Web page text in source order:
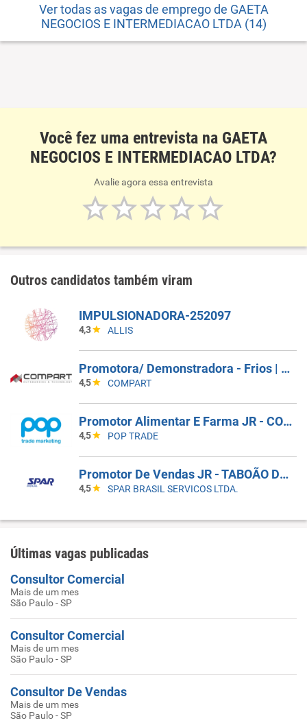
Ver todas as vagas de emprego de GAETA
NEGOCIOS E INTERMEDIACAO LTDA (14)
Você fez uma entrevista na GAETA
NEGOCIOS E INTERMEDIACAO LTDA?
Avalie agora essa entrevista
Outros candidatos também viram
IMPULSIONADORA-252097
4,3 ALLIS
Promotora/ Demonstradora - Frios | Jacareí (SP)
4,5 COMPART
Promotor Alimentar E Farma JR - COBERTURA DE AFASTAMENTO _ GUARULHOS_SP
4,5 POP TRADE
Promotor De Vendas JR - TABOÃO DA SERRA - COBERTURA DE FERIAS
4,5 SPAR BRASIL SERVICOS LTDA.
Últimas vagas publicadas
Consultor Comercial
Mais de um mes
São Paulo - SP
Consultor Comercial
Mais de um mes
São Paulo - SP
Consultor De Vendas
Mais de um mes
São Paulo - SP